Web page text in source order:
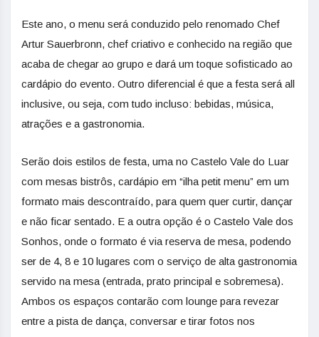
Este ano, o menu será conduzido pelo renomado Chef
Artur Sauerbronn, chef criativo e conhecido na região que
acaba de chegar ao grupo e dará um toque sofisticado ao
cardápio do evento. Outro diferencial é que a festa será all
inclusive, ou seja, com tudo incluso: bebidas, música,
atrações e a gastronomia.
Serão dois estilos de festa, uma no Castelo Vale do Luar
com mesas bistrôs, cardápio em “ilha petit menu” em um
formato mais descontraído, para quem quer curtir, dançar
e não ficar sentado. E a outra opção é o Castelo Vale dos
Sonhos, onde o formato é via reserva de mesa, podendo
ser de 4, 8 e 10 lugares com o serviço de alta gastronomia
servido na mesa (entrada, prato principal e sobremesa).
Ambos os espaços contarão com lounge para revezar
entre a pista de dança, conversar e tirar fotos nos